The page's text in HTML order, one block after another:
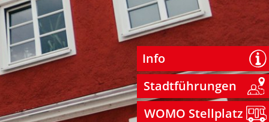
Info
Stadtführungen
WOMO Stellplatz